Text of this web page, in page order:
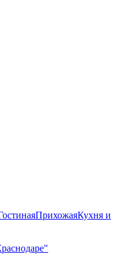
ПрихожаяКухня и